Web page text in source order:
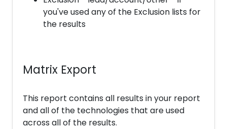
you've used any of the Exclusion lists for
the results
Matrix Export
This report contains all results in your report
and all of the technologies that are used
across all of the results.